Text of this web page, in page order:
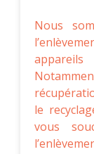
Nous
le
vous